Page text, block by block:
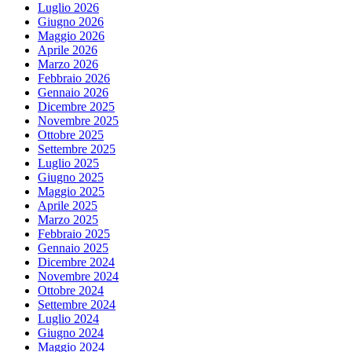
Luglio 2026
Giugno 2026
Maggio 2026
Aprile 2026
Marzo 2026
Febbraio 2026
Gennaio 2026
Dicembre 2025
Novembre 2025
Ottobre 2025
Settembre 2025
Luglio 2025
Giugno 2025
Maggio 2025
Aprile 2025
Marzo 2025
Febbraio 2025
Gennaio 2025
Dicembre 2024
Novembre 2024
Ottobre 2024
Settembre 2024
Luglio 2024
Giugno 2024
Maggio 2024